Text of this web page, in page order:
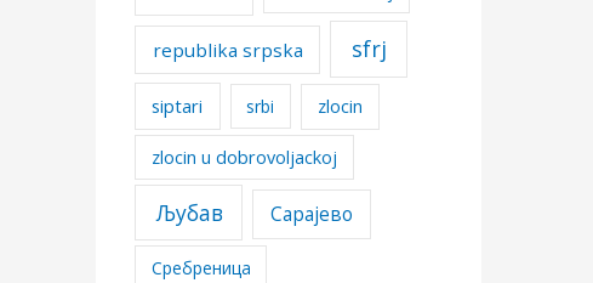
republika srpska sfrj
siptari srbi zlocin
zlocin u dobrovoljackoj
Љубав Сарајево
Сребреница